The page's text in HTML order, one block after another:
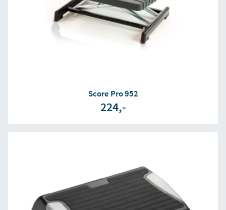
Score Pro 952
224,-